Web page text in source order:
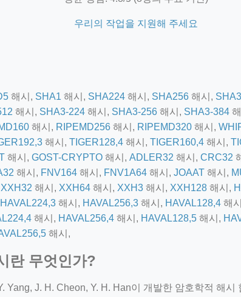
우리의 작업을 지원해 주세요
해시, SHA1 해시, SHA224 해시, SHA256 해시,
해시, SHA3-224 해시, SHA3-256 해시, SHA3-384
해시, RIPEMD256 해시, RIPEMD320 해시,
해시, TIGER128,4 해시, TIGER160,4 해시,
해시, GOST-CRYPTO 해시, ADLER32 해시, CRC32
해시, FNV164 해시, FNV1A64 해시, JOAAT 해시,
XXH32 해시, XXH64 해시, XXH3 해시, XXH128 해시,
HAVAL224,3 해시, HAVAL256,3 해시, HAVAL128,4 해
해시, HAVAL256,4 해시, HAVAL128,5 해시,
해시,
란 무엇인가?
Yang, J. H. Cheon, Y. H. Han이 개발한 암호학적 해시